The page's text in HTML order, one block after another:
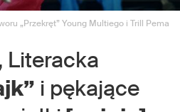
„Przekręt” Young Multiego i Trill Pema
Literacka
i pękające